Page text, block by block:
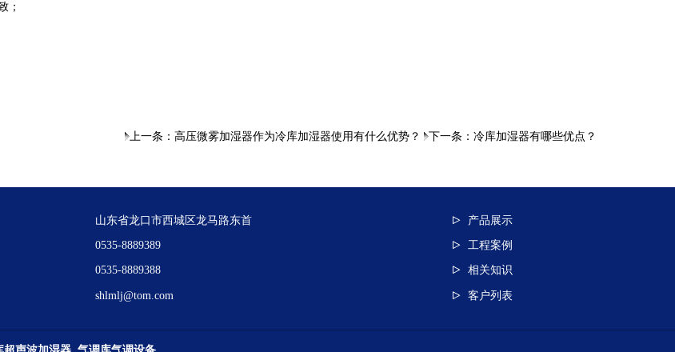
；
上一条： 高压微雾加湿器作为冷库加湿器使用有什么优势？ 下一条： 冷库加湿器有哪些优点？
山东省龙口市西城区龙马路东首
0535-8889389
0535-8889388
shlmlj@tom.com
产品展示
工程案例
相关知识
客户列表